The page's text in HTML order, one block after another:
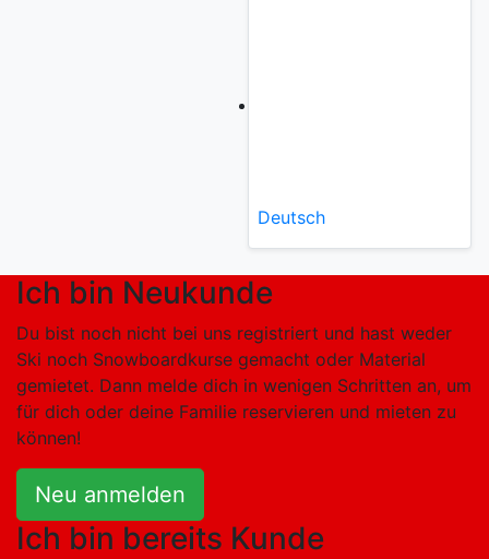
Deutsch
Ich bin Neukunde
Du bist noch nicht bei uns registriert und hast weder
Ski noch Snowboardkurse gemacht oder Material
gemietet. Dann melde dich in wenigen Schritten an, um
für dich oder deine Familie reservieren und mieten zu
können!
Neu anmelden
Ich bin bereits Kunde